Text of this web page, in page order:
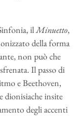
ilMinuetto,
della forma
non può che
Il passo di
e Beethoven,
dionisiache insite
degli accenti